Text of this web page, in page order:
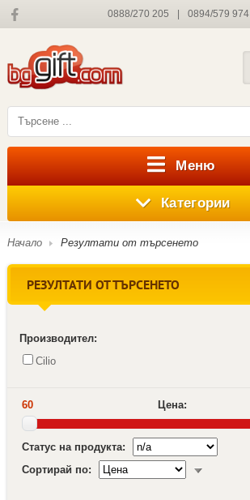
0888/270 205 0894/579 974
Меню
Категории
Начало Резултати от търсенето
РЕЗУЛТАТИ ОТ ТЪРСЕНЕТО
Производител:
Cilio
60 Цена:
Статус на продукта:
Сортирай по: